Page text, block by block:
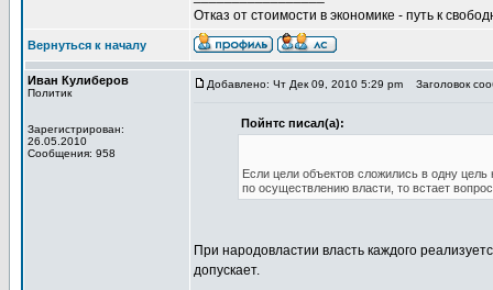
Отказ от стоимости в экономике - путь к
Вернуться к началу
Иван Кулиберов
Политик
Зарегистрирован:
26.05.2010
Сообщения: 958
Добавлено: Чт Дек 09, 2010 5:29 pm Заголовок
Пойнтс писал(а):
Если цели объектов сложились в одну
по осуществлению власти, то встает
При народовластии власть каждого
допускает.